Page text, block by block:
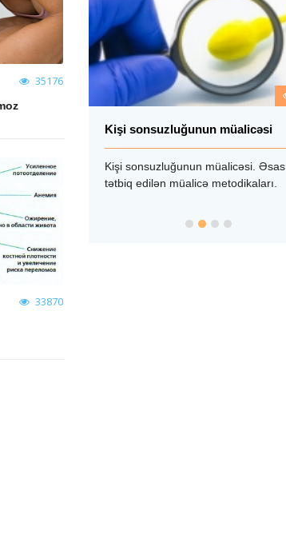
35176
33870
Kişi sonsuzluğunun müalicəsi
Kişi sonsuzluğunun müalicəsi. Əsas
tətbiq edilən müalicə metodikaları.